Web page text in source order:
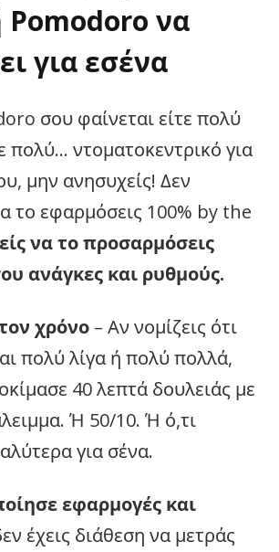
Pomodoro να
για εσένα
σου φαίνεται είτε πολύ
πολύ… ντοματοκεντρικό για
μην ανησυχείς! Δεν
το εφαρμόσεις 100% by the
να το προσαρμόσεις
ανάγκες και ρυθμούς.
χρόνο – Αν νομίζεις ότι
πολύ λίγα ή πολύ πολλά,
40 λεπτά δουλειάς με
Ή 50/10. Ή ό,τι
για σένα.
εφαρμογές και
έχεις διάθεση να μετράς